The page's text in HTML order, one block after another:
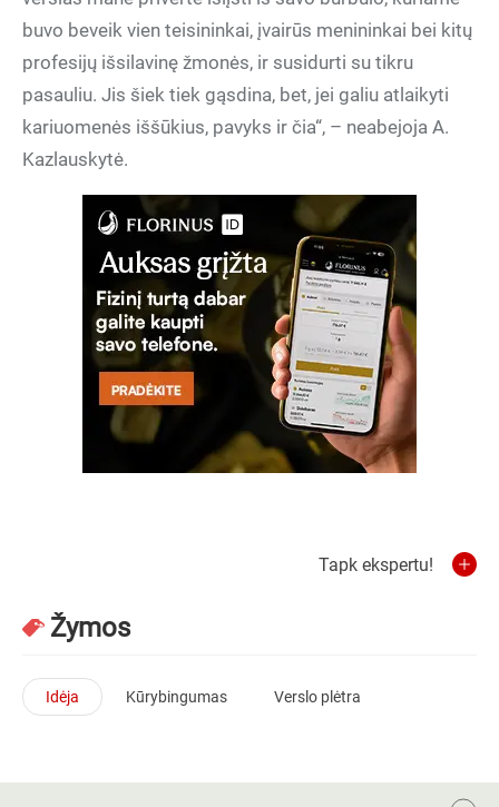
buvo beveik vien teisininkai, įvairūs menininkai bei kitų
profesijų išsilavinę žmonės, ir susidurti su tikru
pasauliu. Jis šiek tiek gąsdina, bet, jei galiu atlaikyti
kariuomenės iššūkius, pavyks ir čia“, – neabejoja A.
Kazlauskytė.
Tapk ekspertu!
Žymos
Idėja Kūrybingumas Verslo plėtra